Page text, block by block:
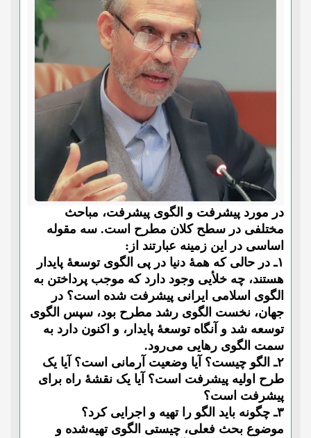
در مورد پیشرفت و الگوی پیشرفت، مباحث
مختلفی در سطح کلان مطرح است. سه مقوله
اساسی در این زمینه عبارتند از:
۱ـ در حالی که همۀ دنیا در پی الگوی توسعۀ پایدار
هستند، چه خلأیی وجود دارد که موجب پرداختن به
الگوی اسلامی ایرانی پیشرفت شده است؟ در
جهان، نخست الگوی رشد مطرح بود، سپس الگوی
توسعه شد و آنگاه توسعۀ پایدار، و اکنون دارد به
سمت الگوی رهایی می‌رود.
۲ـ الگو چیست؟ آیا وضعیت آرمانی است؟ آیا یک
طرح اولیه پیشرفت است؟ آیا یک نقشۀ راه برای
پیشرفت است؟
۳ـ چگونه باید الگو را تهیه و اجرایی کرد؟
موضوع بحث فعلی، چیستی الگوی تهیه‌شده و